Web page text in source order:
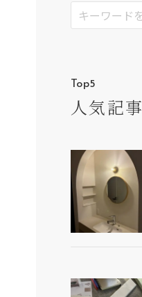
Top5
人気記事